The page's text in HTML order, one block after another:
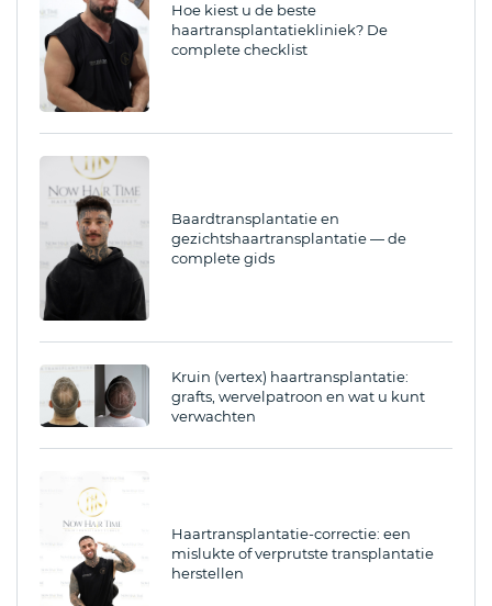
Hoe kiest u de beste
haartransplantatiekliniek? De
complete checklist
Baardtransplantatie en
gezichtshaartransplantatie — de
complete gids
Kruin (vertex) haartransplantatie:
grafts, wervelpatroon en wat u kunt
verwachten
Haartransplantatie-correctie: een
mislukte of verprutste transplantatie
herstellen